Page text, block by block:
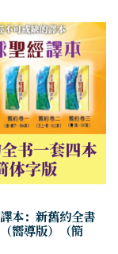
本：新舊約全書
嚮導版）（簡